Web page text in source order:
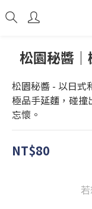
松園秘醬
松園秘醬 - 以日式
極品手延麵，碰撞
忘懷。
NT$80